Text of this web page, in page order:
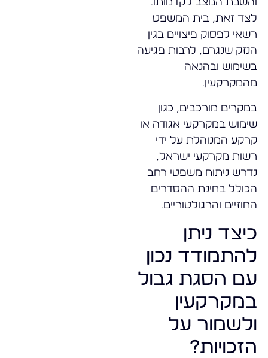
והשבת המצב לקדמותו.
לצד זאת, בית המשפט
רשאי לפסוק פיצויים בגין
הנזק שנגרם, לרבות פגיעה
בשימוש ובהנאה
מהמקרקעין.
במקרים מורכבים, כגון
שימוש במקרקעי אגודה או
קרקע המנוהלת על ידי
רשות מקרקעי ישראל,
נדרש ניתוח משפטי רחב
הכולל בחינת ההסדרים
החוזיים והרגולטוריים.
כיצד ניתן
להתמודד נכון
עם הסגת גבול
במקרקעין
ולשמור על
הזכויות?